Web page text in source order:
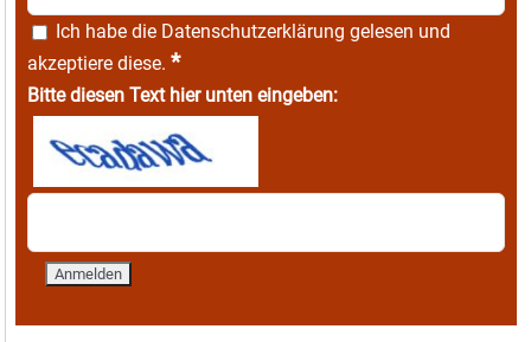
Ich habe die Datenschutzerklärung gelesen und
akzeptiere diese. *
Bitte diesen Text hier unten eingeben: